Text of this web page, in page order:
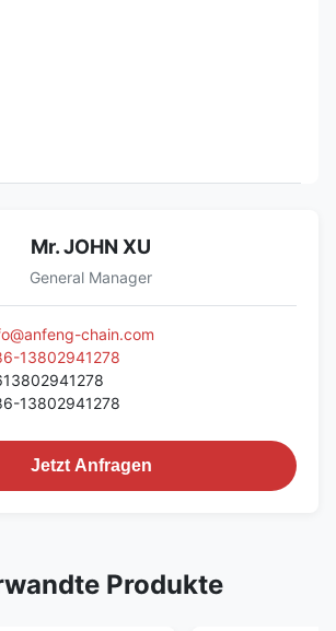
Mr. JOHN XU
General Manager
chain.com
13802941278
13802941278
Jetzt Anfragen
Produkte